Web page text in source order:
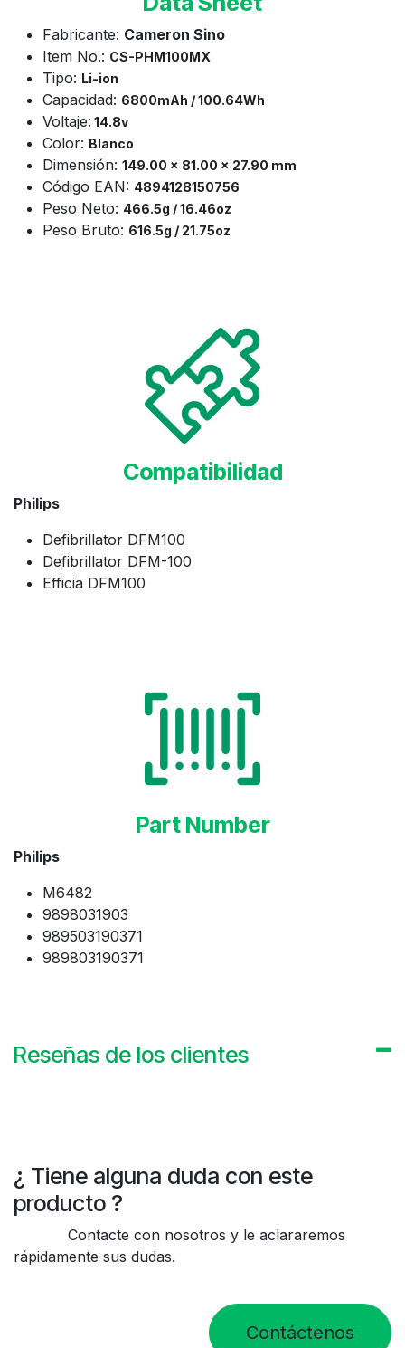
Fabricante: Cameron Sino
Item No.: CS-PHM100MX
Tipo: Li-ion
Capacidad: 6800mAh / 100.64Wh
Voltaje: 14.8v
Color: Blanco
Dimensión: 149.00 x 81.00 x 27.90 mm
Código EAN: 4894128150756
Peso Neto: 466.5g / 16.46oz
Peso Bruto: 616.5g / 21.75oz
Compatibilidad
Philips
Defibrillator DFM100
Defibrillator DFM-100
Efficia DFM100
Part Number
Philips
M6482
9898031903
989503190371
989803190371
Reseñas de los clientes
¿ Tiene alguna duda con este
producto ?
Contacte con nosotros y le aclararemos
rápidamente sus dudas.
Contáctenos